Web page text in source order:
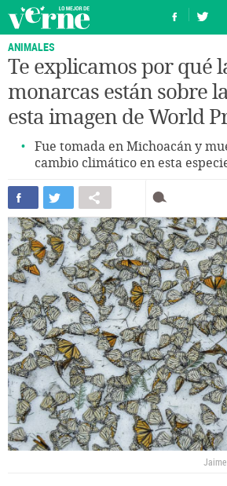
ANIMALES
Te explicamos por qué
monarcas están sobre
esta imagen de World
Fue tomada en Michoacán y
cambio climático en esta